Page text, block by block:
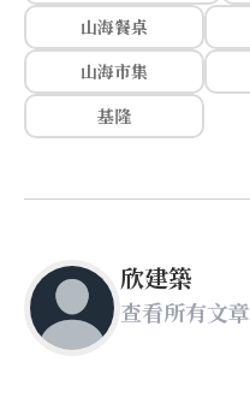
山海餐桌
山海市集
基隆
欣建築
查看所有文章